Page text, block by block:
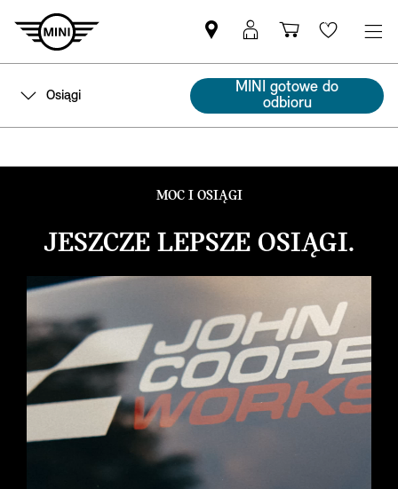
Znajdź
Partnera
MINI
Logowanie
MyMini
KoszykWishlist
Osiągi
MINI gotowe do
odbioru
MOC I OSIĄGI
JESZCZE LEPSZE OSIĄGI.